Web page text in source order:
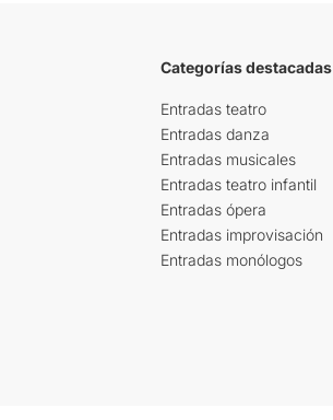
Categorías destacadas
Entradas teatro
Entradas danza
Entradas musicales
Entradas teatro infantil
Entradas ópera
Entradas improvisación
Entradas monólogos